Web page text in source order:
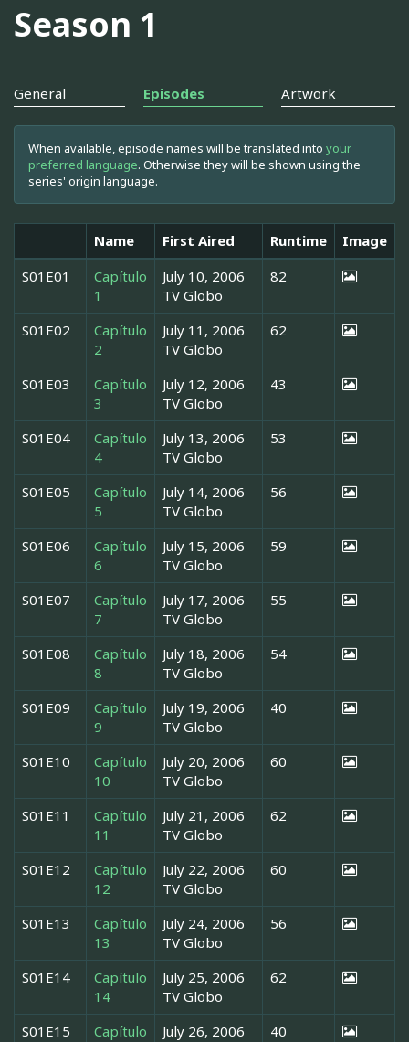
Season 1
General Episodes Artwork
When available, episode names will be translated into your
preferred language. Otherwise they will be shown using the
series' origin language.
Name First Aired Runtime
Image
S01E01
Capítulo
1
July 10, 2006
TV Globo
82
S01E02
Capítulo
2
July 11, 2006
TV Globo
62
S01E03
Capítulo
3
July 12, 2006
TV Globo
43
S01E04
Capítulo
4
July 13, 2006
TV Globo
53
S01E05
Capítulo
5
July 14, 2006
TV Globo
56
S01E06
Capítulo
6
July 15, 2006
TV Globo
59
S01E07
Capítulo
7
July 17, 2006
TV Globo
55
S01E08
Capítulo
8
July 18, 2006
TV Globo
54
S01E09
Capítulo
9
July 19, 2006
TV Globo
40
S01E10
Capítulo
10
July 20, 2006
TV Globo
60
S01E11
Capítulo
11
July 21, 2006
TV Globo
62
S01E12
Capítulo
12
July 22, 2006
TV Globo
60
S01E13
Capítulo
13
July 24, 2006
TV Globo
56
S01E14
Capítulo
14
July 25, 2006
TV Globo
62
S01E15
Capítulo
July 26, 2006
40